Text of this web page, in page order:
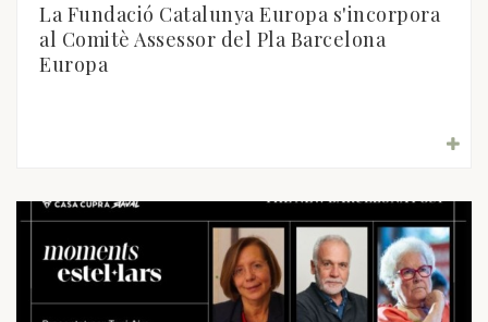
La Fundació Catalunya Europa s'incorpora
al Comitè Assessor del Pla Barcelona
Europa